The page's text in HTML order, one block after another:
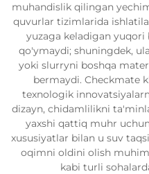
muhandislik qilingan
quvurlar tizimlarida
yuzaga keladigan
qo'ymaydi; shuningdek,
yoki slurryni boshqa
bermaydi. Checkmate
texnologik
dizayn, chidamlilikni
yaxshi qattiq muhr
xususiyatlar bilan u suv
oqimni oldini olish
kabi turli